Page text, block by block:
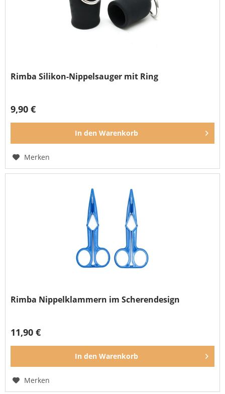
Rimba Silikon-Nippelsauger mit Ring
9,90 €
In den Warenkorb
Merken
Rimba Nippelklammern im Scherendesign
11,90 €
In den Warenkorb
Merken